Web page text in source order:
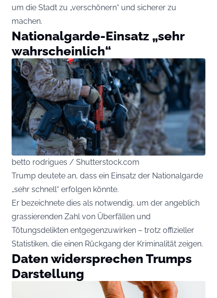
um die Stadt zu „verschönern“ und sicherer zu
machen.
Nationalgarde-Einsatz „sehr
wahrscheinlich“
betto rodrigues / Shutterstock.com
Trump deutete an, dass ein Einsatz der Nationalgarde
„sehr schnell“ erfolgen könnte.
Er bezeichnete dies als notwendig, um der angeblich
grassierenden Zahl von Überfällen und
Tötungsdelikten entgegenzuwirken – trotz offizieller
Statistiken, die einen Rückgang der Kriminalität zeigen.
Daten widersprechen Trumps
Darstellung